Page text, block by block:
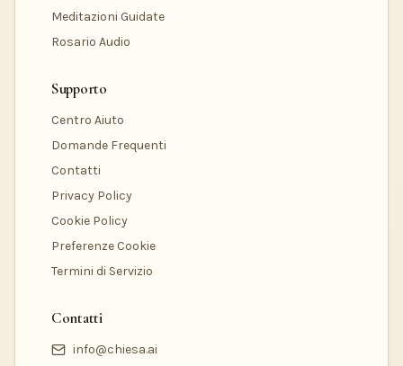
Meditazioni Guidate
Rosario Audio
Supporto
Centro Aiuto
Domande Frequenti
Contatti
Privacy Policy
Cookie Policy
Preferenze Cookie
Termini di Servizio
Contatti
info@chiesa.ai